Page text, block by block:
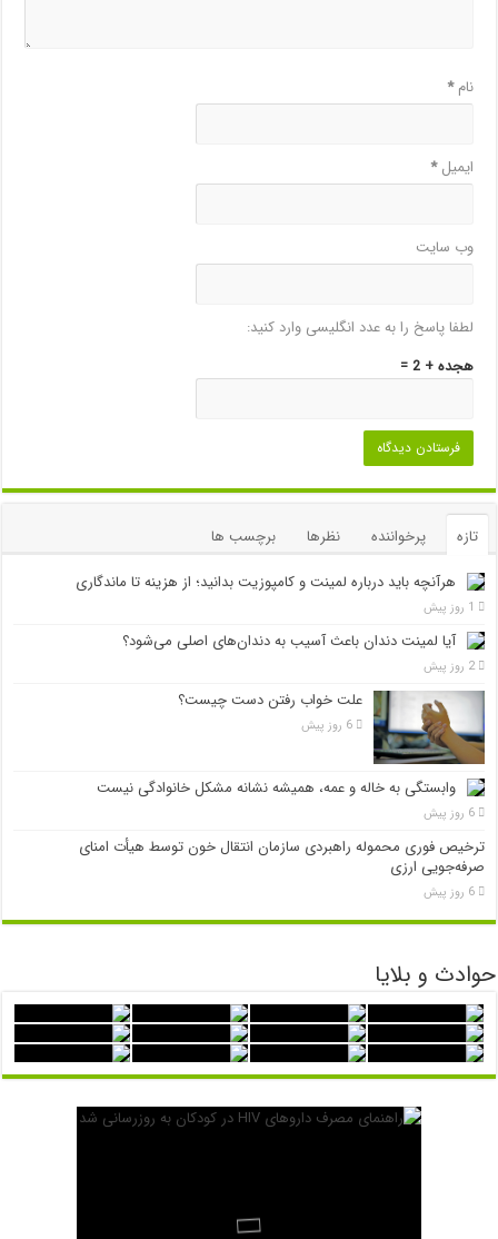
نام*
ایمیل*
وب‌ سایت
لطفا پاسخ را به عدد انگلیسی وارد کنید:
هجده + 2 =
تازه پرخواننده نظرها
برچسب ها
هرآنچه باید درباره لمینت و کامپوزیت بدانید؛ از هزینه تا ماندگاری
1 روز پیش
آیا لمینت دندان باعث آسیب به دندان‌های اصلی می‌شود؟
2 روز پیش
علت خواب رفتن دست چیست؟
6 روز پیش
وابستگی به خاله و عمه، همیشه نشانه مشکل خانوادگی نیست
6 روز پیش
ترخیص فوری محموله راهبردی سازمان انتقال خون توسط هیأت امنای
صرفه‌جویی ارزی
6 روز پیش
حوادث و بلایا